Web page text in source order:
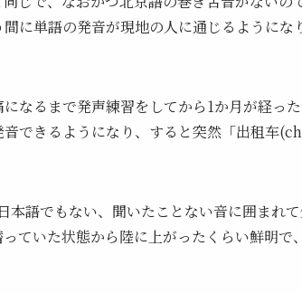
に単語の発音が現地の人に通じるようにな
なるまで発声練習をしてから1か月が経っ
できるようになり、すると突然「出租车
語でもない、聞いたことない音に囲まれて
ていた状態から陸に上がったくらい鮮明で